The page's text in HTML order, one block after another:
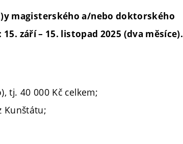
magisterského a/nebo doktorského
září – 15. listopad 2025 (dva měsíce).
tj. 40 000 Kč celkem;
Kunštátu;